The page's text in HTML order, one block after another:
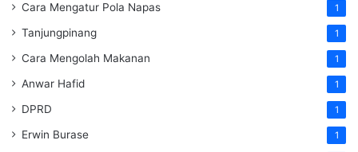
Cara Mengatur Pola Napas 1
Tanjungpinang 1
Cara Mengolah Makanan 1
Anwar Hafid 1
DPRD 1
Erwin Burase 1